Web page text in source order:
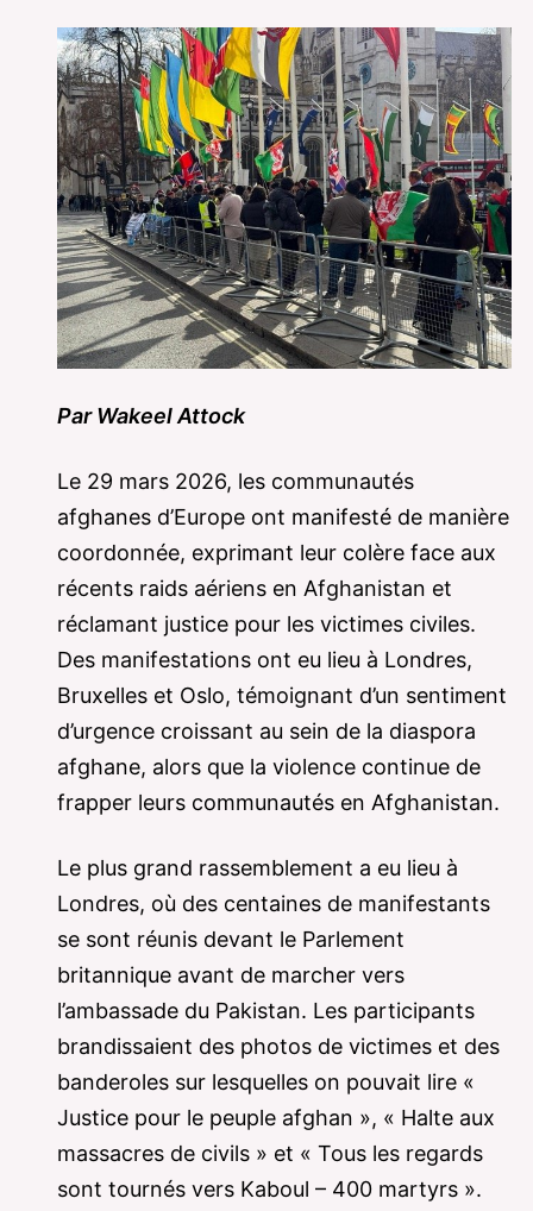
Par Wakeel Attock
Le 29 mars 2026, les communautés
afghanes d’Europe ont manifesté de manière
coordonnée, exprimant leur colère face aux
récents raids aériens en Afghanistan et
réclamant justice pour les victimes civiles.
Des manifestations ont eu lieu à Londres,
Bruxelles et Oslo, témoignant d’un sentiment
d’urgence croissant au sein de la diaspora
afghane, alors que la violence continue de
frapper leurs communautés en Afghanistan.
Le plus grand rassemblement a eu lieu à
Londres, où des centaines de manifestants
se sont réunis devant le Parlement
britannique avant de marcher vers
l’ambassade du Pakistan. Les participants
brandissaient des photos de victimes et des
banderoles sur lesquelles on pouvait lire «
Justice pour le peuple afghan », « Halte aux
massacres de civils » et « Tous les regards
sont tournés vers Kaboul – 400 martyrs ».